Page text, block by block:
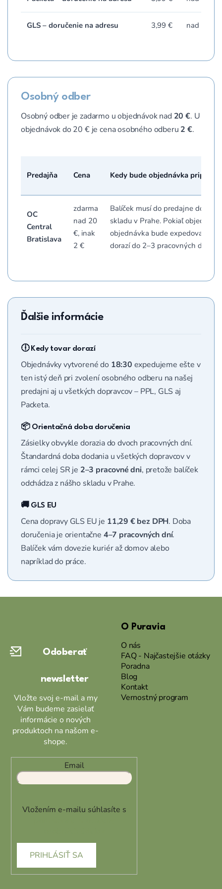
GLS – doručenie na adresu 3,99 € nad 80 €
Osobný odber
Osobný odber je zadarmo u objednávok nad 20 €. U
objednávok do 20 € je cena osobného odberu 2 €.
Predajňa Cena Kedy bude objednávka
OC
Central
Bratislava
zdarma
nad 20
€, inak
2 €
Balíček musí do predajne doviezť
skladu v Prahe. Pokiaľ objednáte
objednávka bude expedovaná
dorazí do 2–3 pracovných dní.
Ďalšie informácie
🕕 Kedy tovar dorazí
Objednávky vytvorené do 18:30 expedujeme ešte v
ten istý deň pri zvolení osobného odberu na našej
predajni aj u všetkých dopravcov – PPL, GLS aj
Packeta.
📦 Orientačná doba doručenia
Zásielky obvykle dorazia do dvoch pracovných dní.
Štandardná doba dodania u všetkých dopravcov v
rámci celej SR je 2–3 pracovné dni, pretože balíček
odchádza z nášho skladu v Prahe.
🚚 GLS EU
Cena dopravy GLS EU je 11,29 € bez DPH. Doba
doručenia je orientačne 4–7 pracovných dní.
Balíček vám dovezie kuriér až domov alebo
napríklad do práce.
Odoberať
newsletter
Vložte svoj e-mail a my
Vám budeme zasielať
informácie o nových
produktoch na našom e-
shope.
Email
Vložením e-mailu súhlasíte s
PRIHLÁSIŤ SA
O Puravia
O nás
FAQ - Najčastejšie otázky
Poradna
Blog
Kontakt
Vernostný program